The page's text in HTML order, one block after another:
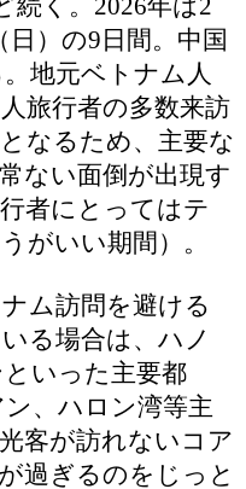
日）の9日間。中国
地元ベトナム人
旅行者の多数来訪
なるため、主要な
ない面倒が出現す
者にとってはテ
がいい期間）。
ム訪問を避ける
る場合は、ハノ
いった主要都
、ハロン湾等主
客が訪れないコア
過ぎるのをじっと